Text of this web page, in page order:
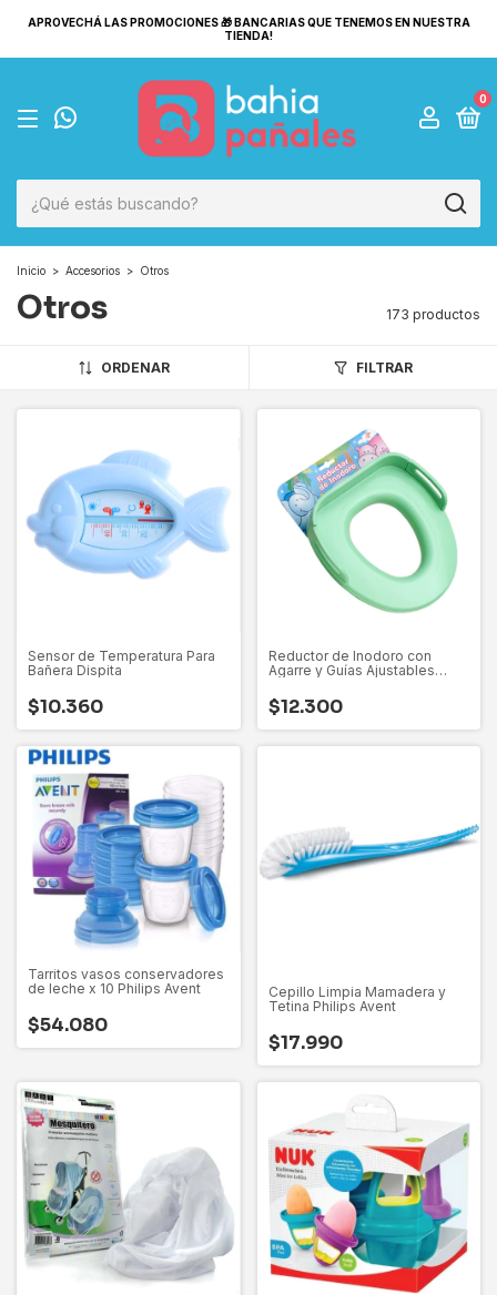
APROVECHÁ LAS PROMOCIONES 🎁 BANCARIAS QUE TENEMOS EN NUESTRA
TIENDA!
0
Inicio > Accesorios > Otros
Otros 173 productos
ORDENAR FILTRAR
Sensor de Temperatura Para
Bañera Dispita
$10.360
Reductor de Inodoro con
Agarre y Guías Ajustables
$12.300
Tarritos vasos conservadores
de leche x 10 Philips Avent
$54.080
Cepillo Limpia Mamadera y
Tetina Philips Avent
$17.990